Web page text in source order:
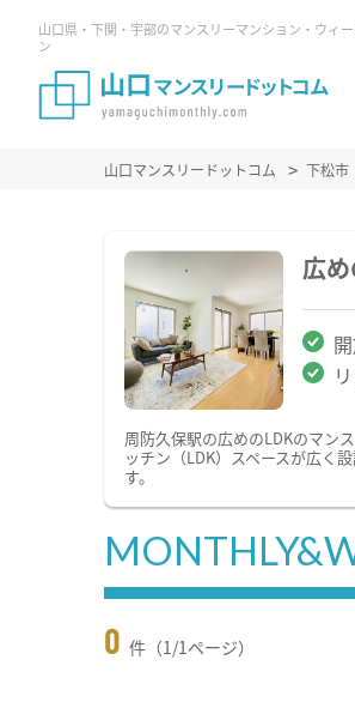
山口県・下関・宇部のマンスリーマンション・ウィ
ン
山口マンスリードットコム 下松市
広
周防久保駅の広めのLDKのマン
ッチン（LDK）スペースが広く
す。
0 件（1/1ページ）